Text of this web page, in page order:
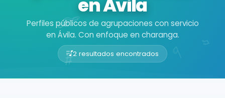
en Ávila
Perfiles públicos de agrupaciones con servicio
en Ávila. Con enfoque en charanga.
2 resultados encontrados
Buscador de músicos